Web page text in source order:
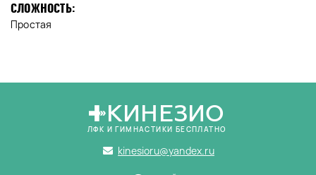
СЛОЖНОСТЬ:
Простая
КИНЕЗИО
ЛФК И ГИМНАСТИКИ БЕСПЛАТНО
kinesioru@yandex.ru